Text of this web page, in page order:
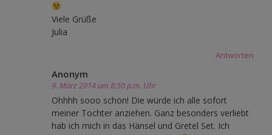
Viele Grüße
Julia
Antworten
Anonym
9. März 2014 um 8:50 p.m. Uhr
Ohhhh sooo schön! Die würde ich alle sofort
meiner Tochter anziehen. Ganz besonders verliebt
hab ich mich in das Hänsel und Gretel Set. Ich